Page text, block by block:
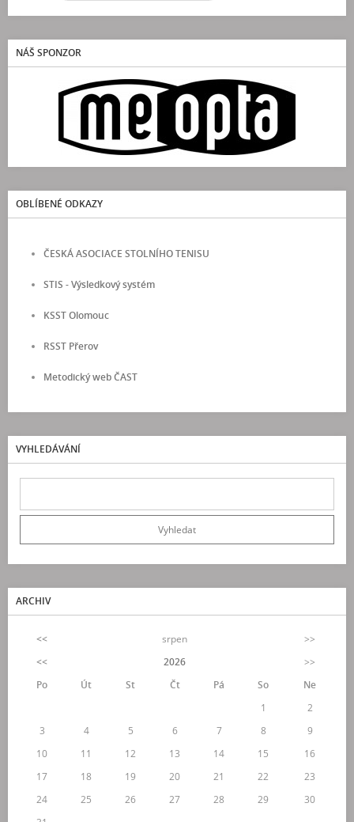
NÁŠ SPONZOR
OBLÍBENÉ ODKAZY
ČESKÁ ASOCIACE STOLNÍHO TENISU
STIS - Výsledkový systém
KSST Olomouc
RSST Přerov
Metodický web ČAST
VYHLEDÁVÁNÍ
ARCHIV
<< srpen
>>
<<
2026
>>
Po
Út St Čt Pá So
Ne
1
2
3
4 5 6 7 8
9
10
11 12 13 14 15
16
17
18 19 20 21 22
23
24
25 26 27 28 29
30